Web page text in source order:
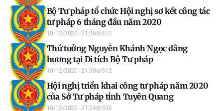
Bộ Tư pháp tổ chức Hội nghị sơ kết công tác
tư pháp 6 tháng đầu năm 2020
10/12/2020 - 21:36 472
Thứ tưởng Nguyễn Khánh Ngọc dâng
hương tại Di tích Bộ Tư pháp
10/12/2020 - 21:30 512
Hội nghị triển khai công tư pháp năm 2020
của Sở Tư pháp tỉnh Tuyên Quang
10/12/2020 - 21:24 536